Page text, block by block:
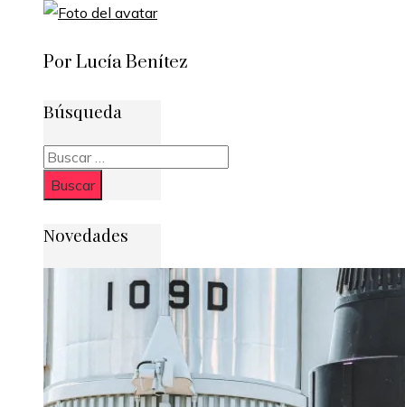
Por Lucía Benítez
Búsqueda
Buscar:
Novedades